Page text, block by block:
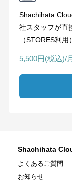
Shachihata
社スタッフが直
（STORES利用）
5,500円(税込)/月
Shachihata
よくあるご質問
お知らせ